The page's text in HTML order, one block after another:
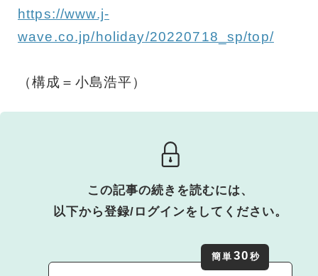
https://www.j-
wave.co.jp/holiday/20220718_sp/top/
（構成＝小島浩平）
この記事の続きを読むには、
以下から登録/ログインをしてください。
簡単 30 秒